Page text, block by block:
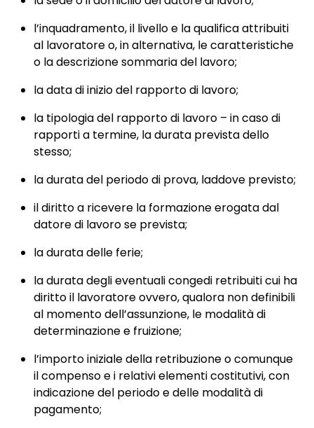
l’inquadramento, il livello e la qualifica attribuiti
al lavoratore o, in alternativa, le caratteristiche
o la descrizione sommaria del lavoro;
la data di inizio del rapporto di lavoro;
la tipologia del rapporto di lavoro – in caso di
rapporti a termine, la durata prevista dello
stesso;
la durata del periodo di prova, laddove previsto;
il diritto a ricevere la formazione erogata dal
datore di lavoro se prevista;
la durata delle ferie;
la durata degli eventuali congedi retribuiti cui ha
diritto il lavoratore ovvero, qualora non definibili
al momento dell’assunzione, le modalità di
determinazione e fruizione;
l’importo iniziale della retribuzione o comunque
il compenso e i relativi elementi costitutivi, con
indicazione del periodo e delle modalità di
pagamento;